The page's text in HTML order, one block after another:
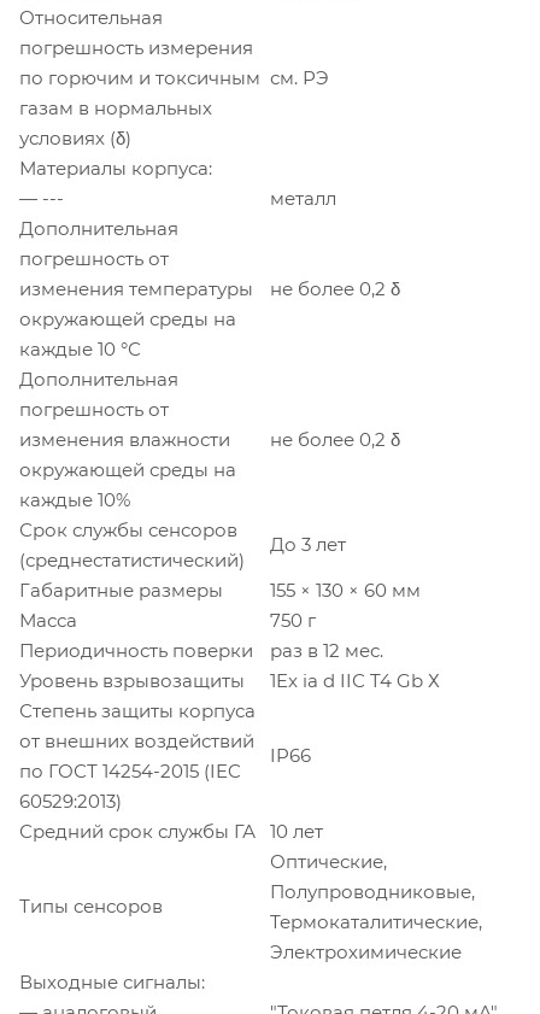
Относительная
погрешность измерения
по горючим и токсичным
газам в нормальных
условиях (δ)
см. РЭ
Материалы корпуса:
— ---
металл
Дополнительная
погрешность от
изменения температуры
окружающей среды на
каждые 10 °С
не более 0,2 δ
Дополнительная
погрешность от
изменения влажности
окружающей среды на
каждые 10%
не более 0,2 δ
Срок службы сенсоров
(среднестатистический)
До 3 лет
Габаритные размеры
155 × 130 × 60 мм
Масса
750 г
Периодичность поверки
раз в 12 мес.
Уровень взрывозащиты
1Ex ia d IIС T4 Gb Х
Степень защиты корпуса
от внешних воздействий
по ГОСТ 14254-2015 (IEC
60529:2013)
IP66
Средний срок службы ГА 10 лет
Типы сенсоров
Оптические,
Полупроводниковые,
Термокаталитические,
Электрохимические
Выходные сигналы: